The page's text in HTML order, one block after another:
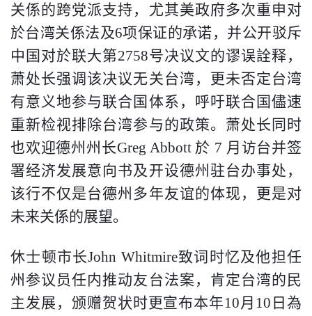
关係的跨党派支持，尤其美政府多次重申对
於台湾关係法及6项保证的承诺，并公开驳斥
中国对於联大第2758号决议文的谬误詮释，
萧处长强调该决议无关台湾，更未否定台湾
有意义地参与联合国体系，呼吁联合国儘速
重新检视排除台湾参与的政策。萧处长同时
也欢迎德州州长Greg Abbott 於 7 月访台并签
署经济发展意向书及开设德州驻台办事处，
该行不仅是台德州多年友谊的体现，更是对
未来关係的展望。
休士顿市长John Whitmire致词时忆及他担任
州参议员任内推动友台法案，肯定台湾的民
主发展，颁赠贺状时更宣布本年10月 10 日為